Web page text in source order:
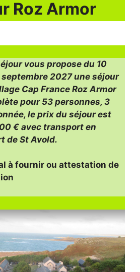
Roz Armor
vous propose du 10
2027 une séjour
Cap France Roz Armor
pour 53 personnes, 3
le prix du séjour est
€ avec transport en
de St Avold.
à fournir ou attestation de